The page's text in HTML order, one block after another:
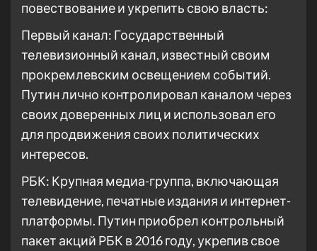
повествование и укрепить свою власть:
Первый канал: Государственный
телевизионный канал, известный своим
прокремлевским освещением событий.
Путин лично контролировал каналом через
своих доверенных лиц и использовал его
для продвижения своих политических
интересов.
РБК: Крупная медиа-группа, включающая
телевидение, печатные издания и интернет-
платформы. Путин приобрел контрольный
пакет акций РБК в 2016 году, укрепив свое